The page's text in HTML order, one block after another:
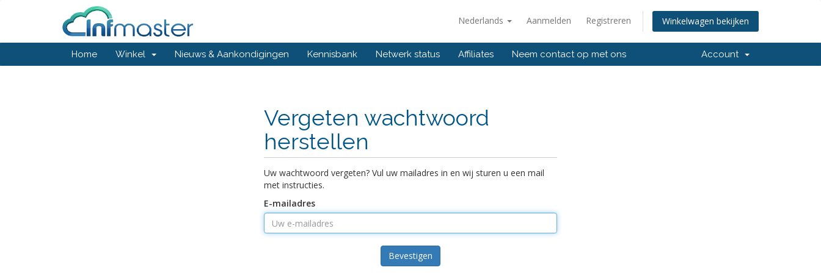
Nederlands Aanmelden Registreren Winkelwagen bekijken
Home Winkel Nieuws & Aankondigingen Kennisbank Netwerk status Affiliates Neem contact op met ons Account
Vergeten wachtwoord
herstellen
Uw wachtwoord vergeten? Vul uw mailadres in en wij sturen u een mail
met instructies.
E-mailadres
Bevestigen